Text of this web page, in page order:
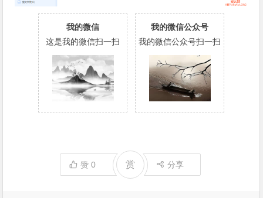
我的微信
这是我的微信扫一扫
我的微信公众号
我的微信公众号扫一扫
赞0 赏 分享